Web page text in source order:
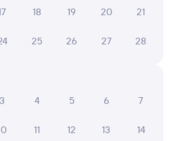
(ж/д вокзал)
18 19 20 21
25 26 27 28
3 4 5 6 7
11 12 13 14